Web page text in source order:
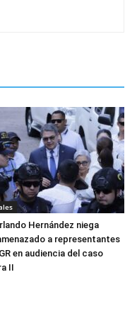
Hernández niega
a representantes
en audiencia del caso
II